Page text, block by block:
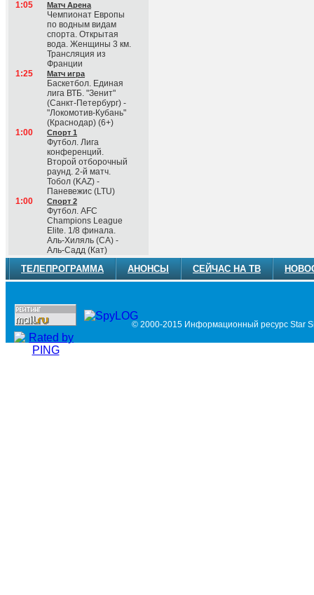
1:05 Матч Арена
Чемпионат Европы
по водным видам
спорта. Открытая
вода. Женщины 3 км.
Трансляция из
Франции
1:25
Матч игра
Баскетбол. Единая
лига ВТБ. "Зенит"
(Санкт-Петербург) -
"Локомотив-Кубань"
(Краснодар) (6+)
1:00
Спорт 1
Футбол. Лига
конференций.
Второй отборочный
раунд. 2-й матч.
Тобол (KAZ) -
Паневежис (LTU)
1:00
Спорт 2
Футбол. AFC
Champions League
Elite. 1/8 финала.
Аль-Хиляль (СА) -
Аль-Садд (Кат)
ТЕЛЕПРОГРАММА АНОНСЫ СЕЙЧАС НА ТВ
© 2000-2015 Информационный ресурс Star